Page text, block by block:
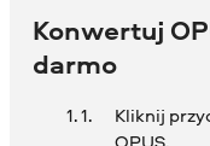
Konwertuj
darmo
Kliknij